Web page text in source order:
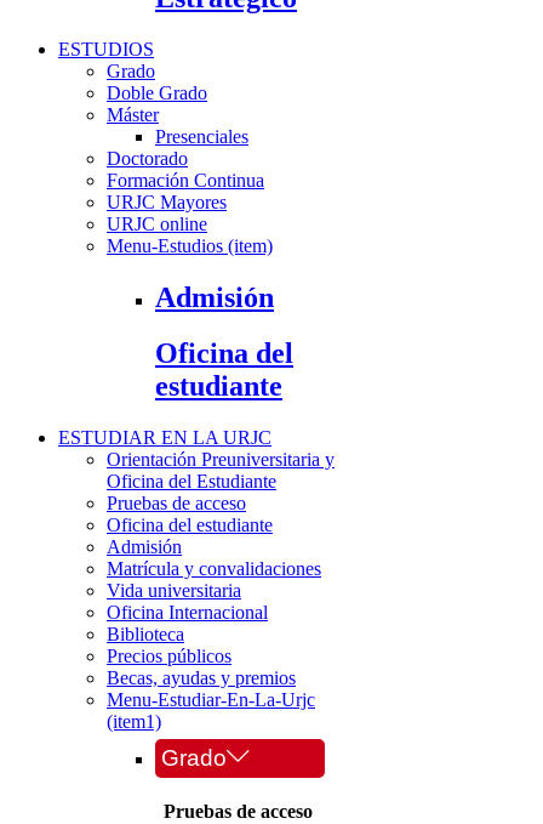
ESTUDIOS
Grado
Doble Grado
Máster
Presenciales
Doctorado
Formación Continua
URJC Mayores
URJC online
Menu-Estudios (item)
Admisión
Oficina del
estudiante
ESTUDIAR EN LA URJC
Orientación Preuniversitaria y
Oficina del Estudiante
Pruebas de acceso
Oficina del estudiante
Admisión
Matrícula y convalidaciones
Vida universitaria
Oficina Internacional
Biblioteca
Precios públicos
Becas, ayudas y premios
Menu-Estudiar-En-La-Urjc
(item1)
Grado
Pruebas de acceso